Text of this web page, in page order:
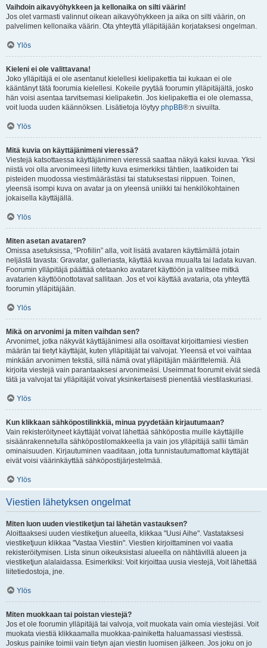
Vaihdoin aikavyöhykkeen ja kellonaika on silti väärin!
Jos olet varmasti valinnut oikean aikavyöhykkeen ja aika on silti väärin, on
palvelimen kellonaika väärin. Ota yhteyttä ylläpitäjään korjataksesi ongelman.
Ylös
Kieleni ei ole valittavana!
Joko ylläpitäjä ei ole asentanut kielellesi kielipakettia tai kukaan ei ole
kääntänyt tätä foorumia kielellesi. Kokeile pyytää foorumin ylläpitäjältä, josko
hän voisi asentaa tarvitsemasi kielipaketin. Jos kielipakettia ei ole olemassa,
voit luoda uuden käännöksen. Lisätietoja löytyy phpBB®:n sivuilta.
Ylös
Mitä kuvia on käyttäjänimeni vieressä?
Viestejä katsottaessa käyttäjänimen vieressä saattaa näkyä kaksi kuvaa. Yksi
niistä voi olla arvonimeesi liitetty kuva esimerkiksi tähtien, laatikoiden tai
pisteiden muodossa viestimäärästäsi tai statuksestasi riippuen. Toinen,
yleensä isompi kuva on avatar ja on yleensä uniikki tai henkilökohtainen
jokaisella käyttäjällä.
Ylös
Miten asetan avataren?
Omissa asetuksissa, “Profiilin” alla, voit lisätä avataren käyttämällä jotain
neljästä tavasta: Gravatar, galleriasta, käyttää kuvaa muualta tai ladata kuvan.
Foorumin ylläpitäjä päättää otetaanko avataret käyttöön ja valitsee mitkä
avatarien käyttöönottotavat sallitaan. Jos et voi käyttää avataria, ota yhteyttä
foorumin ylläpitäjään.
Ylös
Mikä on arvonimi ja miten vaihdan sen?
Arvonimet, jotka näkyvät käyttäjänimesi alla osoittavat kirjoittamiesi viestien
määrän tai tietyt käyttäjät, kuten ylläpitäjät tai valvojat. Yleensä et voi vaihtaa
minkään arvonimen tekstiä, sillä nämä ovat ylläpitäjän määrittelemiä. Älä
kirjoita viestejä vain parantaaksesi arvonimeäsi. Useimmat foorumit eivät siedä
tätä ja valvojat tai ylläpitäjät voivat yksinkertaisesti pienentää viestilaskuriasi.
Ylös
Kun klikkaan sähköpostilinkkiä, minua pyydetään kirjautumaan?
Vain rekisteröityneet käyttäjät voivat lähettää sähköpostia muille käyttäjille
sisäänrakennetulla sähköpostilomakkeella ja vain jos ylläpitäjä sallii tämän
ominaisuuden. Kirjautuminen vaaditaan, jotta tunnistautumattomat käyttäjät
eivät voisi väärinkäyttää sähköpostijärjestelmää.
Ylös
Viestien lähetyksen ongelmat
Miten luon uuden viestiketjun tai lähetän vastauksen?
Aloittaaksesi uuden viestiketjun alueella, klikkaa "Uusi Aihe". Vastataksesi
viestiketjuun klikkaa "Vastaa Viestiin". Viestien kirjoittaminen voi vaatia
rekisteröitymisen. Lista sinun oikeuksistasi alueella on nähtävillä alueen ja
viestiketjun alalaidassa. Esimerkiksi: Voit kirjoittaa uusia viestejä, Voit lähettää
liitetiedostoja, jne.
Ylös
Miten muokkaan tai poistan viestejä?
Jos et ole foorumin ylläpitäjä tai valvoja, voit muokata vain omia viestejäsi. Voit
muokata viestiä klikkaamalla muokkaa-painiketta haluamassasi viestissä.
Joskus painike toimii vain tietyn ajan viestin luomisen jälkeen. Jos joku on jo